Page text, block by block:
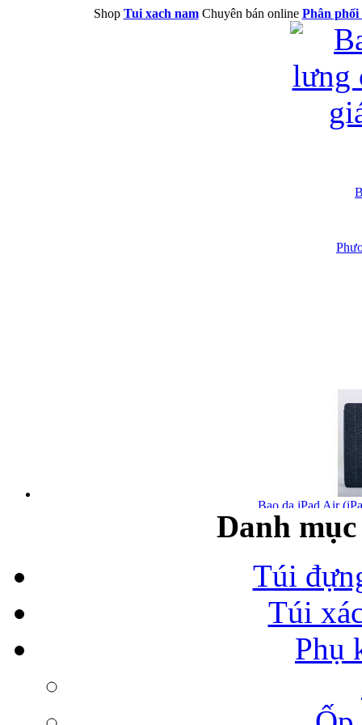
Shop Tui xach namChuyên bán online Phân phối
Bao da iPad Air
Bao da iPad Air
Danh
Túi
Túi
Phụ